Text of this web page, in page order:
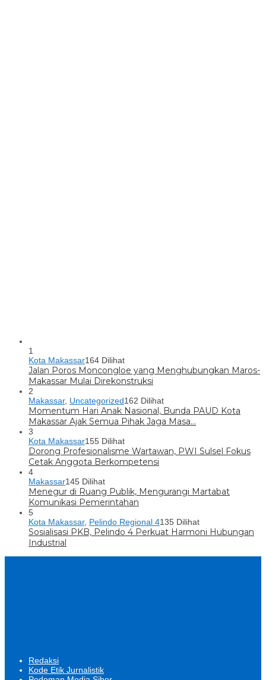
1
Kota Makassar164 Dilihat
Jalan Poros Moncongloe yang Menghubungkan Maros-
Makassar Mulai Direkonstruksi
2
Makassar, Uncategorized162 Dilihat
Momentum Hari Anak Nasional, Bunda PAUD Kota
Makassar Ajak Semua Pihak Jaga Masa…
3
Kota Makassar155 Dilihat
Dorong Profesionalisme Wartawan, PWI Sulsel Fokus
Cetak Anggota Berkompetensi
4
Makassar145 Dilihat
Menegur di Ruang Publik, Mengurangi Martabat
Komunikasi Pemerintahan
5
Kota Makassar, Pelindo Regional 4135 Dilihat
Sosialisasi PKB, Pelindo 4 Perkuat Harmoni Hubungan
Industrial
Redaksi
Kode Etik Jurnalistik